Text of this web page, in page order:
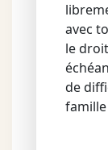
avec
le
de